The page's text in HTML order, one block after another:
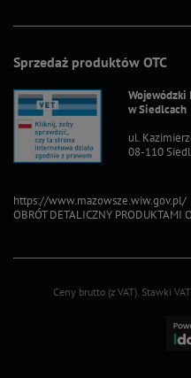
Sprzedaż produktów OTC
w Siedlcach
ul.
08-110
https://www.mazowsze.wiw.gov.pl/
OBRÓT DETALICZNY PRODUKTAMI
Ceny brutto (z VAT). Stawki